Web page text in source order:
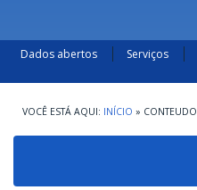
Dados abertos Serviços
INÍCIO » CONTEUDO